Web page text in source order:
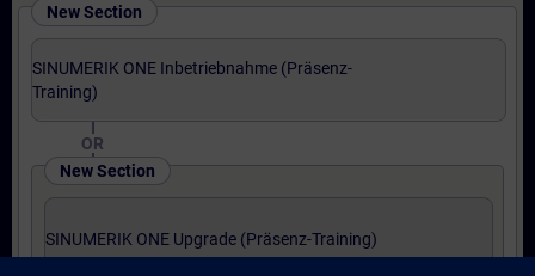
New Section
SINUMERIK ONE Inbetriebnahme (Präsenz-
Training)
OR
New Section
SINUMERIK ONE Upgrade (Präsenz-Training)